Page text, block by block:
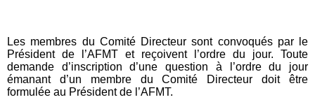
Les membres du Comité Directeur sont convoqués par le
Président de l’AFMT et reçoivent l’ordre du jour. Toute
demande d’inscription d’une question à l’ordre du jour
émanant d’un membre du Comité Directeur doit être
formulée au Président de l’AFMT.